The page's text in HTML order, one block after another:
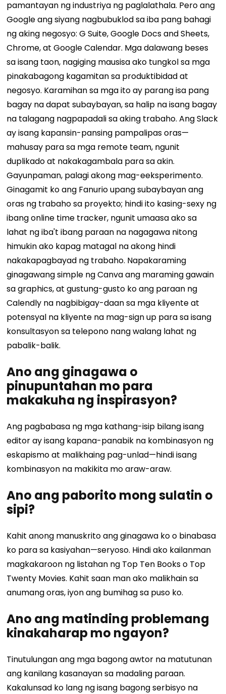
pamantayan ng industriya ng paglalathala. Pero ang
Google ang siyang nagbubuklod sa iba pang bahagi
ng aking negosyo: G Suite, Google Docs and Sheets,
Chrome, at Google Calendar. Mga dalawang beses
sa isang taon, nagiging mausisa ako tungkol sa mga
pinakabagong kagamitan sa produktibidad at
negosyo. Karamihan sa mga ito ay parang isa pang
bagay na dapat subaybayan, sa halip na isang bagay
na talagang nagpapadali sa aking trabaho. Ang Slack
ay isang kapansin-pansing pampalipas oras—
mahusay para sa mga remote team, ngunit
duplikado at nakakagambala para sa akin.
Gayunpaman, palagi akong mag-eeksperimento.
Ginagamit ko ang Fanurio upang subaybayan ang
oras ng trabaho sa proyekto; hindi ito kasing-sexy ng
ibang online time tracker, ngunit umaasa ako sa
lahat ng iba't ibang paraan na nagagawa nitong
himukin ako kapag matagal na akong hindi
nakakapagbayad ng trabaho. Napakaraming
ginagawang simple ng Canva ang maraming gawain
sa graphics, at gustung-gusto ko ang paraan ng
Calendly na nagbibigay-daan sa mga kliyente at
potensyal na kliyente na mag-sign up para sa isang
konsultasyon sa telepono nang walang lahat ng
pabalik-balik.
Ano ang ginagawa o
pinupuntahan mo para
makakuha ng inspirasyon?
Ang pagbabasa ng mga kathang-isip bilang isang
editor ay isang kapana-panabik na kombinasyon ng
eskapismo at malikhaing pag-unlad—hindi isang
kombinasyon na makikita mo araw-araw.
Ano ang paborito mong sulatin o
sipi?
Kahit anong manuskrito ang ginagawa ko o binabasa
ko para sa kasiyahan—seryoso. Hindi ako kailanman
magkakaroon ng listahan ng Top Ten Books o Top
Twenty Movies. Kahit saan man ako malikhain sa
anumang oras, iyon ang bumihag sa puso ko.
Ano ang matinding problemang
kinakaharap mo ngayon?
Tinutulungan ang mga bagong awtor na matutunan
ang kanilang kasanayan sa madaling paraan.
Kakalunsad ko lang ng isang bagong serbisyo na